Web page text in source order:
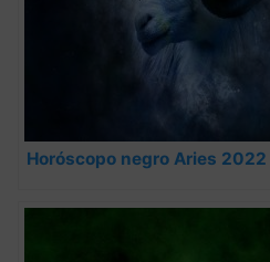
Horóscopo negro Aries 2022